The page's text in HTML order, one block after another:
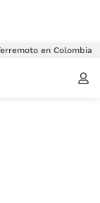
en Colombia